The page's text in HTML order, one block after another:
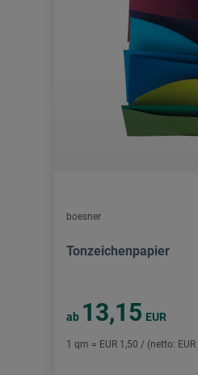
boesner
Tonzeichenpapier
ab 13,15 EUR
1 qm = EUR 1,50 / (netto: EUR